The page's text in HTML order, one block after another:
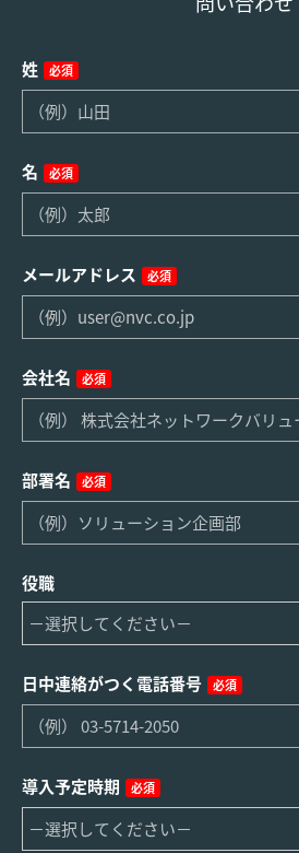
姓 必須
名 必須
メールアドレス 必須
会社名 必須
部署名 必須
役職
日中連絡がつく電話番号 必須
導入予定時期 必須